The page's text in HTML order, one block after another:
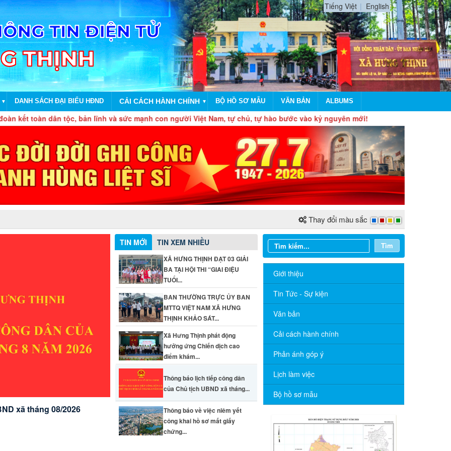
Tiếng Việt English
▼ DANH SÁCH ĐẠI BIỂU HĐND CẢI CÁCH HÀNH CHÍNH ▼ BỘ HỒ SƠ MẪU VĂN BẢN ALBUMS
tộc, bản lĩnh và sức mạnh con người Việt Nam, tự chủ, tự hào bước vào kỷ nguyên mới!
Thay đổi màu sắc
TIN MỚI TIN XEM NHIỀU
XÃ HƯNG THỊNH KHẢO
cao điểm khám sức
dân năm 2026
xã tháng 08/2026
thửa tại xã Hưng Thịnh,
XÃ HƯNG THỊNH ĐẠT 03 GIẢI
BA TẠI HỘI THI “GIAI ĐIỆU
TUỔI...
BAN THƯỜNG TRỰC ỦY BAN
MTTQ VIỆT NAM XÃ HƯNG
THỊNH KHẢO SÁT...
Xã Hưng Thịnh phát động
hưởng ứng Chiến dịch cao
điểm khám...
Thông báo lịch tiếp công dân
của Chủ tịch UBND xã tháng...
Thông báo về việc niêm yết
công khai hồ sơ mất giấy
chứng...
Tìm
Giới thiệu
Tin Tức - Sự kiện
Văn bản
Cải cách hành chính
Phản ánh góp ý
Lịch làm việc
Bộ hồ sơ mẫu